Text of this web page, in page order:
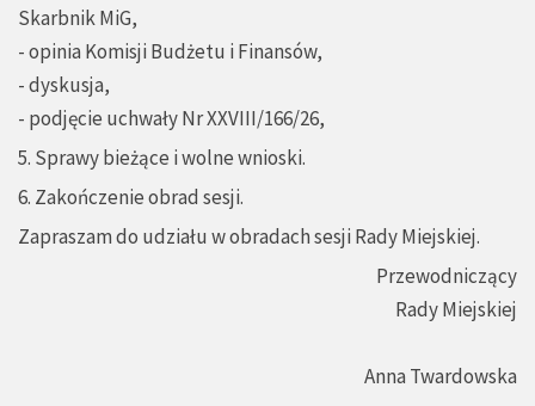
Skarbnik MiG,
- opinia Komisji Budżetu i Finansów,
- dyskusja,
- podjęcie uchwały Nr XXVIII/166/26,
5. Sprawy bieżące i wolne wnioski.
6. Zakończenie obrad sesji.
Zapraszam do udziału w obradach sesji Rady Miejskiej.
Przewodniczący
Rady Miejskiej
Anna Twardowska